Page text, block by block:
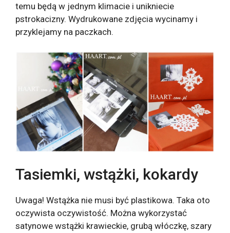
temu będą w jednym klimacie i unikniecie
pstrokacizny. Wydrukowane zdjęcia wycinamy i
przyklejamy na paczkach.
Tasiemki, wstążki, kokardy
Uwaga! Wstążka nie musi być plastikowa. Taka oto
oczywista oczywistość. Można wykorzystać
satynowe wstążki krawieckie, grubą włóczkę, szary